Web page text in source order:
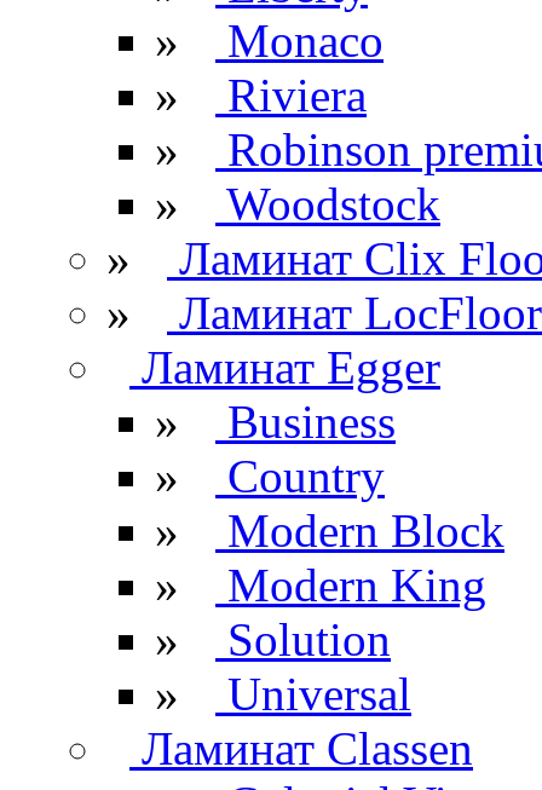
»
Monaco
»
Riviera
»
Robinson
»
Woodstock
»
Ламинат Clix
»
Ламинат LocFloor
Ламинат Egger
»
Business
»
Country
»
Modern Block
»
Modern King
»
Solution
»
Universal
Ламинат Classen